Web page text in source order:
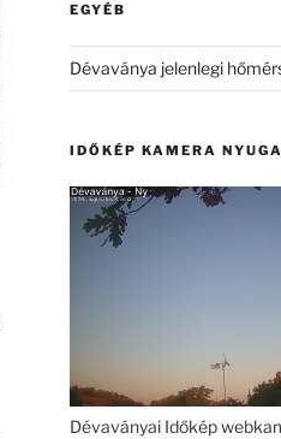
EGYÉB
Dévaványa jelenlegi
IDŐKÉP KAMERA
Dévaványai Időkép